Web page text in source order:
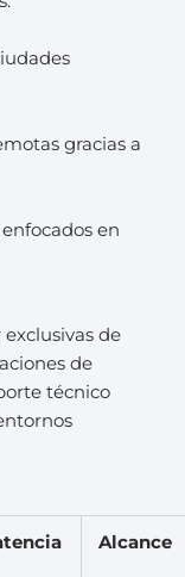
gracias a
en
exclusivas de
de
técnico
Alcance